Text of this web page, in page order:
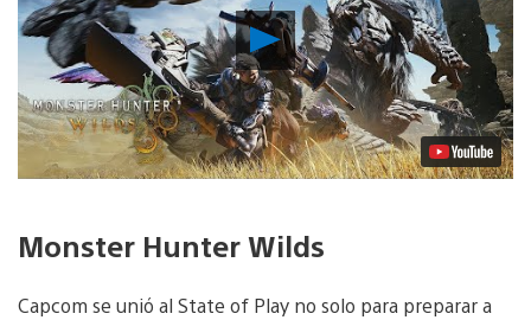
Reproducir
vídeo
Monster Hunter Wilds
Capcom se unió al State of Play no solo para preparar a